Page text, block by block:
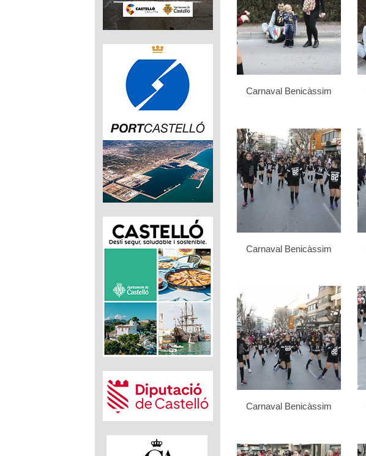
Carnaval Benicàssim
Carnaval Benicàssim
Carnaval Benicàssim